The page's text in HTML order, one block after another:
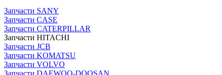
Запчасти SANY
Запчасти CASE
Запчасти CATERPILLAR
Запчасти HITACHI
Запчасти JCB
Запчасти KOMATSU
Запчасти VOLVO
Запчасти DAEWOO-DOOSAN